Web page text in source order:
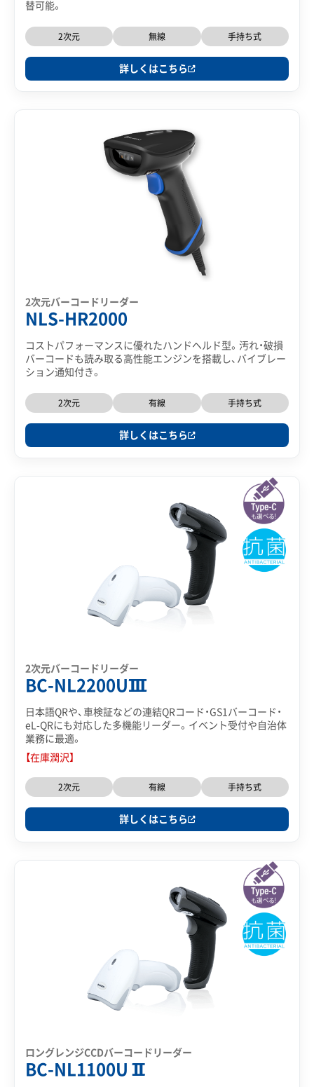
替可能。
2次元 無線 手持ち式
詳しくはこちら
NLS-HR2000
2次元バーコードリーダー
コストパフォーマンスに優れたハンドヘルド型。汚れ・破損
バーコードも読み取る高性能エンジンを搭載し、バイブレー
ション通知付き。
2次元 有線 手持ち式
詳しくはこちら
BC-NL2200UⅢ
2次元バーコードリーダー
日本語QRや、車検証などの連結QRコード・GS1バーコード・
eL-QRにも対応した多機能リーダー。イベント受付や自治体
業務に最適。
【在庫潤沢】
2次元 有線 手持ち式
詳しくはこちら
BC-NL1100UⅡ
ロングレンジCCDバーコードリーダー